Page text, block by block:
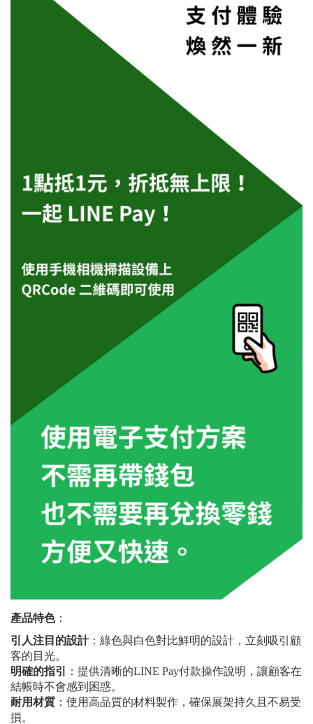
產品特色：
引人注目的設計：綠色與白色對比鮮明的設計，立刻吸引顧
客的目光。
明確的指引
：提供清晰的LINE Pay付款操作說明，讓顧客在
結帳時不會感到困惑。
耐用材質 ：使用高品質的材料製作，確保展架持久且不易受
損。